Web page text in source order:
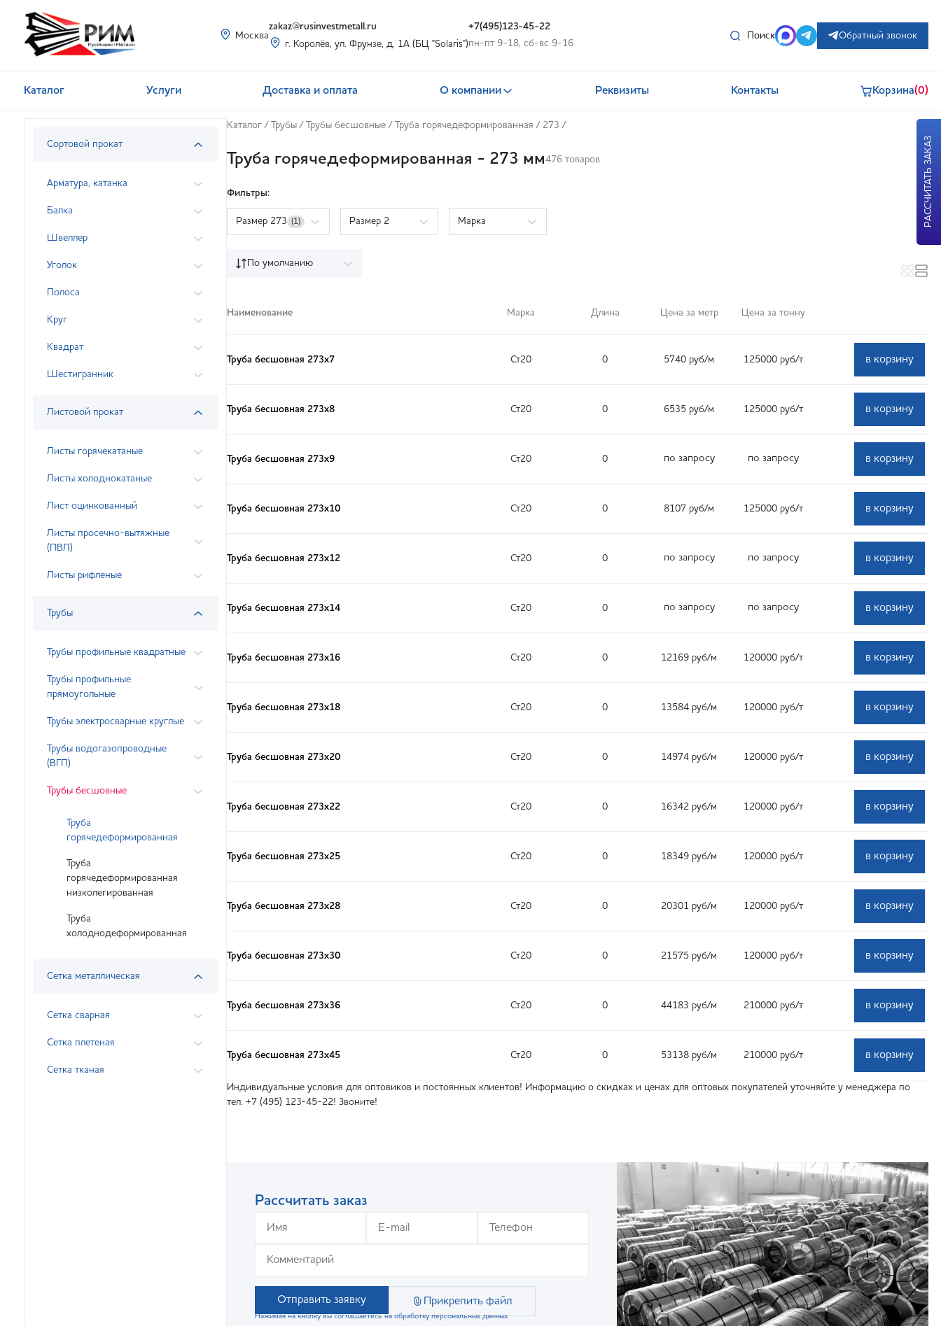
Москва
zakaz@rusinvestmetall.ru
г. Королёв, ул. Фрунзе, д. 1А (БЦ "Solaris")
+7(495)123-45-22
пн-пт 9-18, сб-вс 9-16
Поиск Обратный звонок
Каталог Услуги Доставка и оплата О компании Реквизиты Контакты Корзина(0)
Сортовой прокат
Арматура, катанка
Балка
Швеллер
Уголок
Полоса
Круг
Квадрат
Шестигранник
Листовой прокат
Листы горячекатаные
Листы холоднокатаные
Лист оцинкованный
Листы просечно-вытяжные
(ПВЛ)
Листы рифленые
Трубы
Трубы профильные квадратные
Трубы профильные
прямоугольные
Трубы электросварные круглые
Трубы водогазопроводные
(ВГП)
Трубы бесшовные
Труба
горячедеформированная
Труба
горячедеформированная
низколегированная
Труба
холоднодеформированная
Сетка металлическая
Сетка сварная
Сетка плетеная
Сетка тканая
Каталог / Трубы / Трубы бесшовные / Труба горячедеформированная / 273 /
Труба горячедеформированная - 273 мм476 товаров
Фильтры:
Размер 273 (1) Размер 2 Марка
По умолчанию
Наименование Марка Длина Цена за метр Цена за тонну
Труба бесшовная 273х7 Ст20 0 5740 руб/м 125000 руб/т в корзину
Труба бесшовная 273х8 Ст20 0 6535 руб/м 125000 руб/т в корзину
Труба бесшовная 273х9 Ст20 0 по запросу по запросу в корзину
Труба бесшовная 273х10 Ст20 0 8107 руб/м 125000 руб/т в корзину
Труба бесшовная 273х12 Ст20 0 по запросу по запросу в корзину
Труба бесшовная 273х14 Ст20 0 по запросу по запросу в корзину
Труба бесшовная 273х16 Ст20 0 12169 руб/м 120000 руб/т в корзину
Труба бесшовная 273х18 Ст20 0 13584 руб/м 120000 руб/т в корзину
Труба бесшовная 273х20 Ст20 0 14974 руб/м 120000 руб/т в корзину
Труба бесшовная 273х22 Ст20 0 16342 руб/м 120000 руб/т в корзину
Труба бесшовная 273х25 Ст20 0 18349 руб/м 120000 руб/т в корзину
Труба бесшовная 273х28 Ст20 0 20301 руб/м 120000 руб/т в корзину
Труба бесшовная 273х30 Ст20 0 21575 руб/м 120000 руб/т в корзину
Труба бесшовная 273х36 Ст20 0 44183 руб/м 210000 руб/т в корзину
Труба бесшовная 273х45 Ст20 0 53138 руб/м 210000 руб/т в корзину
Индивидуальные условия для оптовиков и постоянных клиентов! Информацию о скидках и ценах для оптовых покупателей уточняйте у менеджера по
тел. +7 (495) 123-45-22! Звоните!
Рассчитать заказ
Отправить заявку Прикрепить файл
Нажимая на кнопку вы соглашаетесь на обработку персональных данных
РАССЧИТАТЬ ЗАКАЗ